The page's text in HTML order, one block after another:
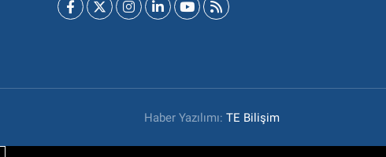
Haber Yazılımı:TE Bilişim